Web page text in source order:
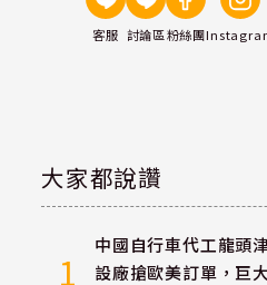
客服 討論區粉絲團
大家都說讚
1
中國自行車代工龍頭
設廠搶歐美訂單，巨